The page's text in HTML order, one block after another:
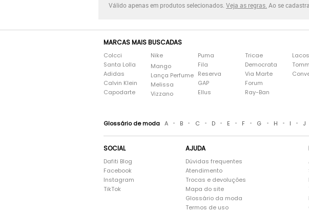
Válido apenas em produtos selecionados. Veja as regras. Ao se
MARCAS MAIS BUSCADAS
Colcci
Santa Lolla
Adidas
Calvin Klein
Capodarte
Nike
Mango
Lança Perfume
Melissa
Vizzano
Puma
Fila
Reserva
GAP
Ellus
Tricae
Democrata
Via Marte
Forum
Ray-Ban
Glossário de moda A • B • C • D • E • F • G • H • I • J
SOCIAL
Dafiti Blog
Facebook
Instagram
TikTok
AJUDA
Dúvidas frequentes
Atendimento
Trocas e devoluções
Mapa do site
Glossário da moda
Termos de uso